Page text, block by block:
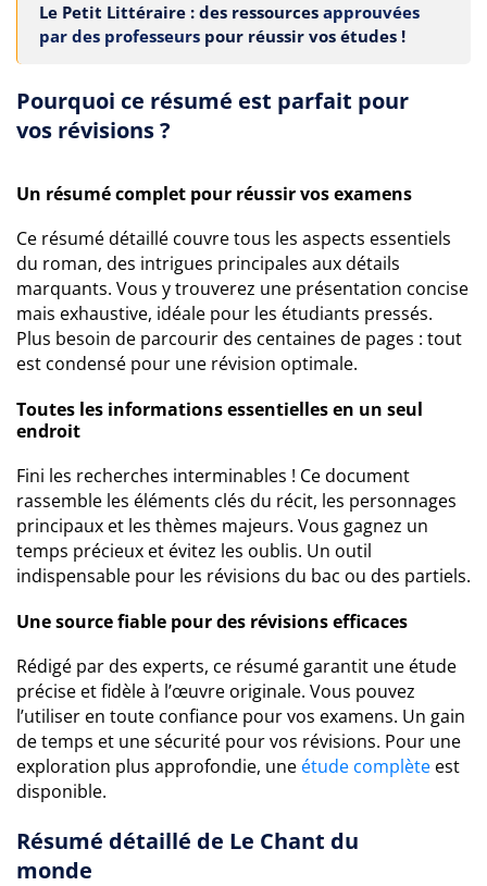
Le Petit Littéraire : des ressources approuvées
par des professeurs pour réussir vos études !
Pourquoi ce résumé est parfait pour
vos révisions ?
Un résumé complet pour réussir vos examens
Ce résumé détaillé couvre tous les aspects essentiels
du roman, des intrigues principales aux détails
marquants. Vous y trouverez une présentation concise
mais exhaustive, idéale pour les étudiants pressés.
Plus besoin de parcourir des centaines de pages : tout
est condensé pour une révision optimale.
Toutes les informations essentielles en un seul
endroit
Fini les recherches interminables ! Ce document
rassemble les éléments clés du récit, les personnages
principaux et les thèmes majeurs. Vous gagnez un
temps précieux et évitez les oublis. Un outil
indispensable pour les révisions du bac ou des partiels.
Une source fiable pour des révisions efficaces
Rédigé par des experts, ce résumé garantit une étude
précise et fidèle à l’œuvre originale. Vous pouvez
l’utiliser en toute confiance pour vos examens. Un gain
de temps et une sécurité pour vos révisions. Pour une
exploration plus approfondie, une étude complète est
disponible.
Résumé détaillé de Le Chant du
monde